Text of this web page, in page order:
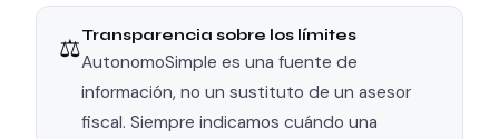
⚖Transparencia sobre los límites
AutonomoSimple es una fuente de
información, no un sustituto de un asesor
fiscal. Siempre indicamos cuándo una